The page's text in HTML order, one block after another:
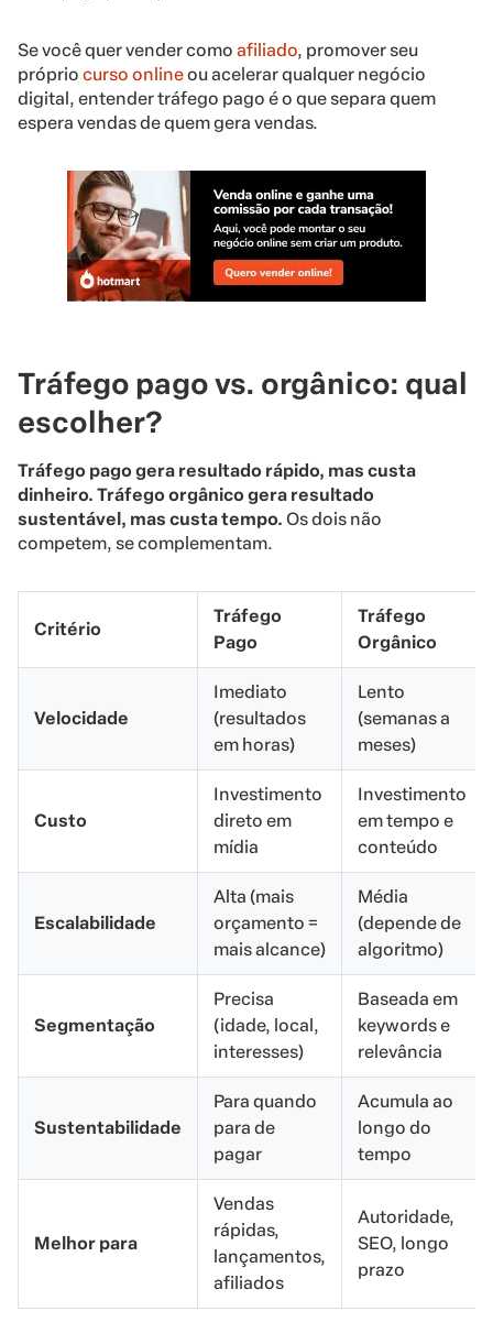
Se você quer vender como afiliado, promover seu
próprio curso onlineou acelerar qualquer negócio
digital, entender tráfego pago é o que separa quem
espera vendas de quem gera vendas.
Tráfego pago vs. orgânico: qual
escolher?
Tráfego pago gera resultado rápido, mas custa
dinheiro. Tráfego orgânico gera resultado
sustentável, mas custa tempo. Os dois não
competem, se complementam.
Critério
Tráfego
Pago
Tráfego
Orgânico
Velocidade
Imediato
(resultados
em horas)
Lento
(semanas a
meses)
Custo
Investimento
direto em
mídia
Investimento
em tempo e
conteúdo
Escalabilidade
Alta (mais
orçamento =
mais alcance)
Média
(depende de
algoritmo)
Segmentação
Precisa
(idade, local,
interesses)
Baseada em
keywords e
relevância
Sustentabilidade
Para quando
para de
pagar
Acumula ao
longo do
tempo
Melhor para
Vendas
rápidas,
lançamentos,
afiliados
Autoridade,
SEO, longo
prazo